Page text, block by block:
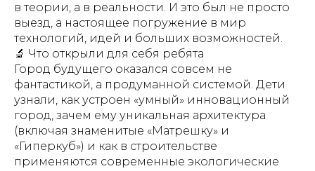
в теории, а в реальности. И это был не просто
выезд, а настоящее погружение в мир
технологий, идей и больших возможностей.
🔬 Что открыли для себя ребята
Город будущего оказался совсем не
фантастикой, а продуманной системой. Дети
узнали, как устроен «умный» инновационный
город, зачем ему уникальная архитектура
(включая знаменитые «Матрешку» и
«Гиперкуб») и как в строительстве
применяются современные экологические